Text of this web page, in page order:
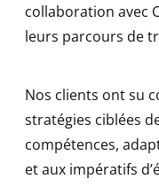
collaboration avec
leurs parcours de
Nos clients ont su
stratégies ciblées
compétences,
et aux impératifs